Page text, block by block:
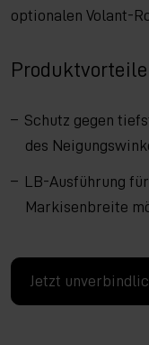
optionalen Volant-
Produktvorteile
Schutz gegen
des
LB-Ausführung
Markisenbreite
Jetzt